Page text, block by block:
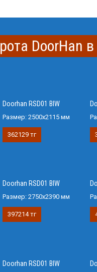
DoorHan
Doorhan RSD01 BIW
Размер: 2500х2115 мм
362129 тг
Doorhan RSD01 BIW
Размер: 2750х2390 мм
397214 тг
Doorhan RSD01 BIW